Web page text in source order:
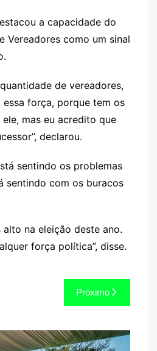
ai
l
a capacidade do
Vereadores como um sinal
de vereadores,
força, porque tem os
mas eu acredito que
declarou.
sentindo os problemas
sentindo com os buracos
na eleição deste ano.
força política”, disse.
Próximo